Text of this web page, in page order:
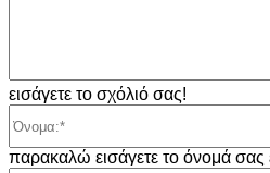
εισάγετε το σχόλιό σας!
παρακαλώ εισάγετε το όνομά